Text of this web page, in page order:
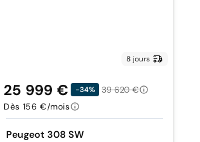
8 jours
Peugeot 308 SW
25 999 € -34%
39 620 €
Dès 156 €/mois